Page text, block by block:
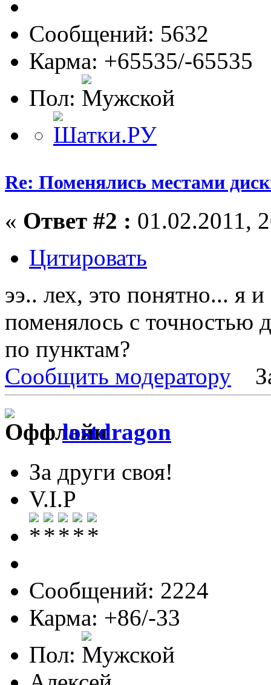
Сообщений: 5632
Карма: +65535/-65535
Пол:
Re: Поменялись местами
« Ответ #2 : 01.02.2011,
Цитировать
ээ.. лех, это понятно... я
поменялось с точностью
по пунктам?
Сообщить модератору
lostdragon
За други своя!
V.I.P
Сообщений: 2224
Карма: +86/-33
Пол: